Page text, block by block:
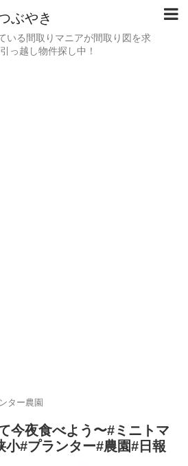
ぶやき
いる間取りマニアが間取り図を求
っ越し物件探し中！
ター農園
今夜食べよう〜#ミニトマ
小#プランター#農園#日報